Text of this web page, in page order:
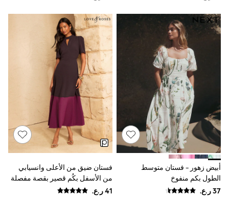
Sets & Outfits
Linen Collection
Tops & T-Shirts
Shirts
Polo Shirts
Swimwear
Shorts
Sandals & Clogs
Sun Safe
Rash Vests
Sun Hats & Caps
Sunglasses
Baby Holiday Shop
Baby Summer Nightwear
Dresses
Sets & Outfits
Rompers
Sandals
Swimwear
أبيض زهور - فستان متوسط
الطول بكم منفوخ
فستان ضيق من الأعلى وانسيابي
من الأسفل بكُم قصير بقصة مفصلة